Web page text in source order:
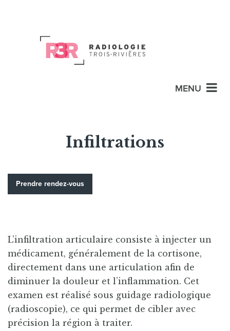
MENU
Infiltrations
Prendre rendez-vous
L’infiltration articulaire consiste à injecter un
médicament, généralement de la cortisone,
directement dans une articulation afin de
diminuer la douleur et l’inflammation. Cet
examen est réalisé sous guidage radiologique
(radioscopie), ce qui permet de cibler avec
précision la région à traiter.